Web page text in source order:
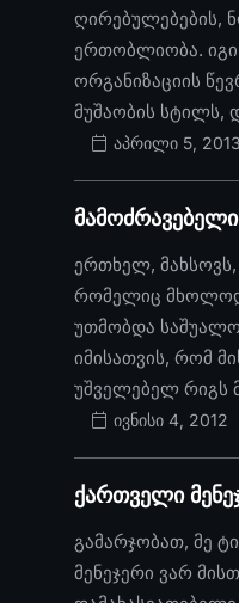
ღირებულებების,
ერთობლიობა.
ორგანიზაციის
მუშაობის სტილს,
აპრილი 5, 2013
მამოძრავებელი
ერთხელ, მახსოვს,
რომელიც
უთმობდა
იმისათვის, რომ
უშველებელ რიგს
ივნისი 4, 2012
ქართველი
გამარჯობათ, მე
მენეჯერი ვარ